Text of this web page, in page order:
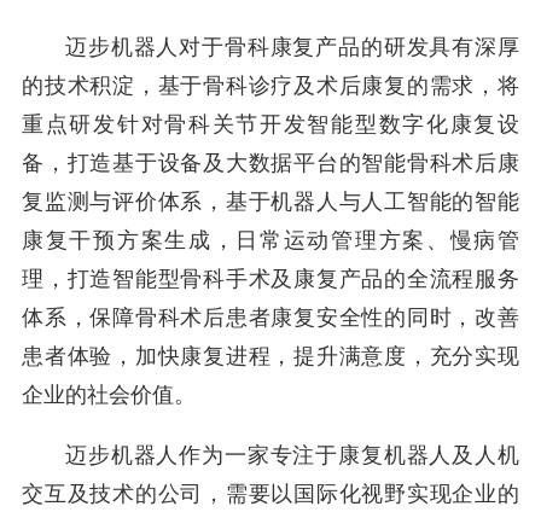
迈步机器人对于骨科康复产品的研发具有深厚
的技术积淀，基于骨科诊疗及术后康复的需求，将
重点研发针对骨科关节开发智能型数字化康复设
备，打造基于设备及大数据平台的智能骨科术后康
复监测与评价体系，基于机器人与人工智能的智能
康复干预方案生成，日常运动管理方案、慢病管
理，打造智能型骨科手术及康复产品的全流程服务
体系，保障骨科术后患者康复安全性的同时，改善
患者体验，加快康复进程，提升满意度，充分实现
企业的社会价值。
迈步机器人作为一家专注于康复机器人及人机
交互及技术的公司，需要以国际化视野实现企业的